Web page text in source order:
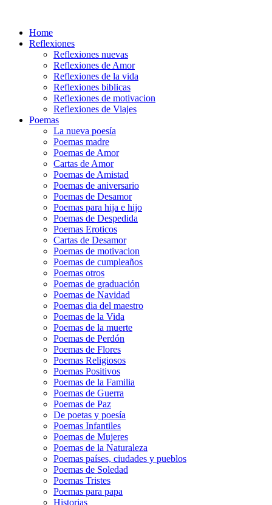
Home
Reflexiones
Reflexiones nuevas
Reflexiones de Amor
Reflexiones de la vida
Reflexiones biblicas
Reflexiones de motivacion
Reflexiones de Viajes
Poemas
La nueva poesía
Poemas madre
Poemas de Amor
Cartas de Amor
Poemas de Amistad
Poemas de aniversario
Poemas de Desamor
Poemas para hija e hijo
Poemas de Despedida
Poemas Eroticos
Cartas de Desamor
Poemas de motivacion
Poemas de cumpleaños
Poemas otros
Poemas de graduación
Poemas de Navidad
Poemas dia del maestro
Poemas de la Vida
Poemas de la muerte
Poemas de Perdón
Poemas de Flores
Poemas Religiosos
Poemas Positivos
Poemas de la Familia
Poemas de Guerra
Poemas de Paz
De poetas y poesía
Poemas Infantiles
Poemas de Mujeres
Poemas de la Naturaleza
Poemas países, ciudades y pueblos
Poemas de Soledad
Poemas Tristes
Poemas para papa
Historias